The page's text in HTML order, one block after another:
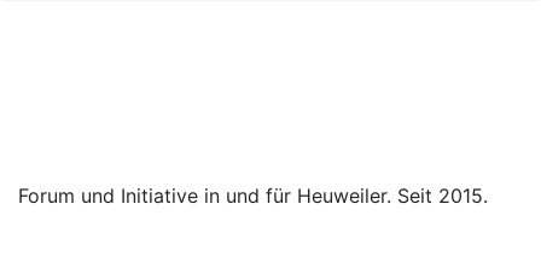
Forum und Initiative in und für Heuweiler. Seit 2015.